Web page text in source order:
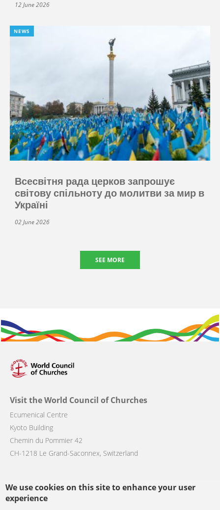
We use cookies on this site to enhance your user
experience
12 June 2026
NEWS
Всесвітня рада церков запрошує
світову спільноту до молитви за мир в
Україні
02 June 2026
SEE MORE
Visit the World Council of Churches
Ecumenical Centre
Kyoto Building
Chemin du Pommier 42
CH-1218 Le Grand-Saconnex, Switzerland
Follow us